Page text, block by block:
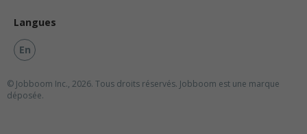
Langues
En
© Jobboom Inc., 2026. Tous droits réservés. Jobboom est une marque
déposée.